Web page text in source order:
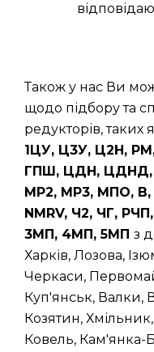
Також у нас Ви
щодо підбору та
редукторів, таких
1ЦУ, Ц3У, Ц2Н,
ГПШ, ЦДН, ЦДНД,
МР2, МР3, МПО, В,
NMRV, Ч2, ЧГ,
3МП, 4МП, 5МП з
Харків, Лозова,
Черкаси,
Куп'янськ, Валки,
Козятин,
Ковель, Кам'янка-